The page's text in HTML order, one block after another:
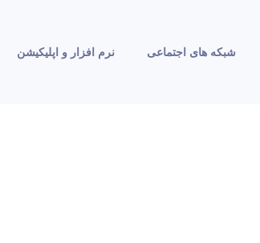
شبکه های اجتماعی نرم افزار و اپلیکیشن